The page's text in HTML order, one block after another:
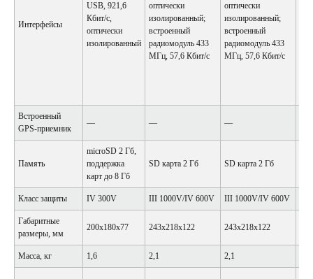
Интерфейсы
USB, 921,6
Кбит/c,
оптически
изолированный
оптически
изолированный;
встроенный
радиомодуль 433
МГц, 57,6 Кбит/c
оптически
изолированный;
встроенный
радиомодуль 433
МГц, 57,6 Кбит/c
Встроенный
GPS-приемник
— — —
Память
microSD 2 Гб,
поддержка
карт до 8 Гб
SD карта 2 Гб SD карта 2 Гб
Класс защиты IV 300V III 1000V/IV 600V III 1000V/IV 600V
Габаритные
размеры, мм
200x180x77 243x218x122 243x218x122
Масса, кг 1,6 2,1 2,1